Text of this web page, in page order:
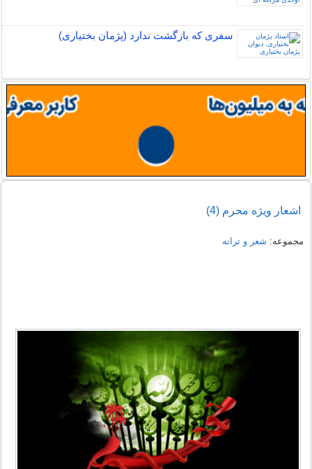
سفری که بازگشت ندارد (پژمان بختیاری)
اشعار ویژه محرم (4)
مجموعه: شعر و ترانه